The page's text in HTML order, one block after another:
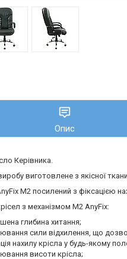
Опис
Керівника.
виготовлене з якісної
М2 посилений з фіксацією
з механізмом M2 AnyFix:
глибина хитання;
сили відхилення, що
нахилу крісла у будь-якому
висоти крісла;